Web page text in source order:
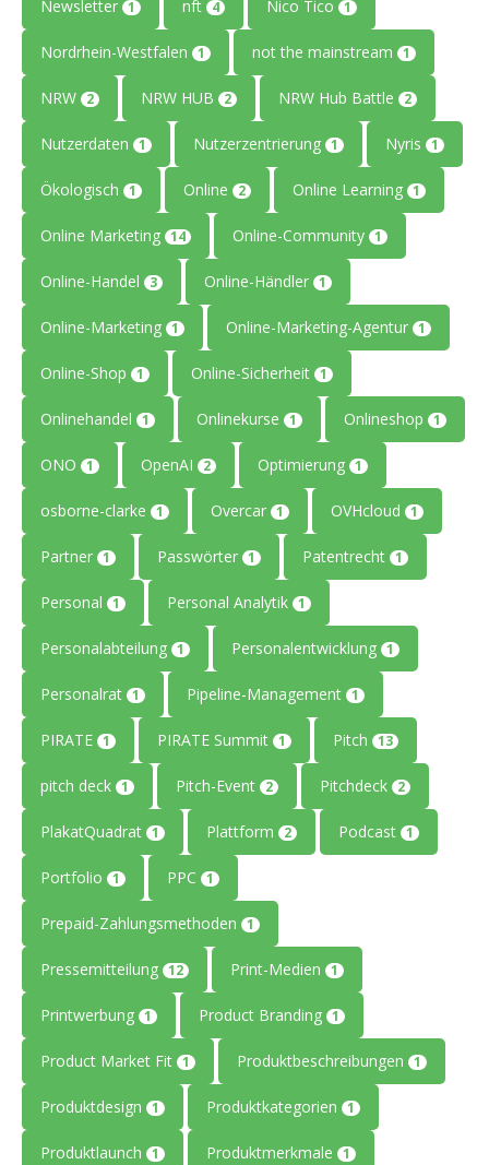
Newsletter 1 nft 4 Nico Tico 1
Nordrhein-Westfalen 1 not the mainstream 1
NRW 2 NRW HUB 2 NRW Hub Battle 2
Nutzerdaten 1 Nutzerzentrierung 1 Nyris 1
Ökologisch 1 Online 2 Online Learning 1
Online Marketing 14 Online-Community 1
Online-Handel 3 Online-Händler 1
Online-Marketing 1 Online-Marketing-Agentur 1
Online-Shop 1 Online-Sicherheit 1
Onlinehandel 1 Onlinekurse 1 Onlineshop 1
ONO 1 OpenAI 2 Optimierung 1
osborne-clarke 1 Overcar 1 OVHcloud 1
Partner 1 Passwörter 1 Patentrecht 1
Personal 1 Personal Analytik 1
Personalabteilung 1 Personalentwicklung 1
Personalrat 1 Pipeline-Management 1
PIRATE 1 PIRATE Summit 1 Pitch 13
pitch deck 1 Pitch-Event 2 Pitchdeck 2
PlakatQuadrat 1 Plattform 2 Podcast 1
Portfolio 1 PPC 1
Prepaid-Zahlungsmethoden 1
Pressemitteilung 12 Print-Medien 1
Printwerbung 1 Product Branding 1
Product Market Fit 1 Produktbeschreibungen 1
Produktdesign 1 Produktkategorien 1
Produktlaunch 1 Produktmerkmale 1